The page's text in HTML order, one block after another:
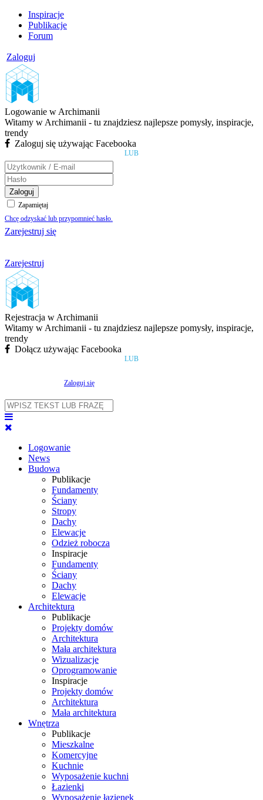
Inspiracje
Publikacje
Forum
Zaloguj
Logowanie w Archimanii
Witamy w Archimanii - tu znajdziesz najlepsze pomysły, inspiracje,
trendy
Zaloguj się używając Facebooka
LUB
Zaloguj
Zapamiętaj
Chcę odzyskać lub przypomnieć hasło.
Zarejestruj się
Zarejestruj
Rejestracja w Archimanii
Witamy w Archimanii - tu znajdziesz najlepsze pomysły, inspiracje,
trendy
Dołącz używając Facebooka
LUB
Zaloguj się
Logowanie
News
Budowa
Publikacje
Fundamenty
Ściany
Stropy
Dachy
Elewacje
Odzież robocza
Inspiracje
Fundamenty
Ściany
Dachy
Elewacje
Architektura
Publikacje
Projekty domów
Architektura
Mała architektura
Wizualizacje
Oprogramowanie
Inspiracje
Projekty domów
Architektura
Mała architektura
Wnętrza
Publikacje
Mieszkalne
Komercyjne
Kuchnie
Wyposażenie kuchni
Łazienki
Wyposażenie łazienek